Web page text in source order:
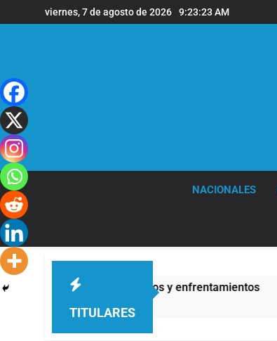
al
viernes, 7 de agosto de 2026 9:23:24 AM
NACIONALES
TITULARES
hubo detenidos y enfrentamientos